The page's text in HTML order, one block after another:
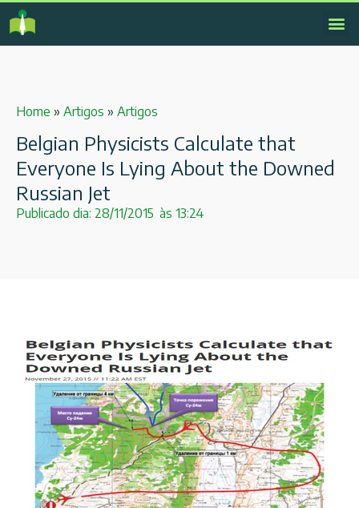
Home » Artigos » Artigos
Belgian Physicists Calculate that
Everyone Is Lying About the Downed
Russian Jet
Publicado dia: 28/11/2015 às 13:24